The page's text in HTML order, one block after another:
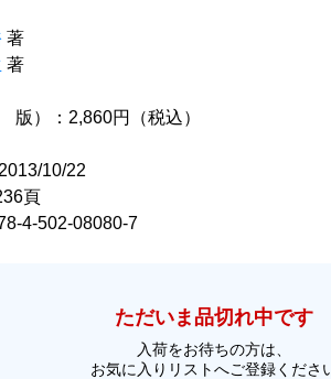
著
著
）：2,860円（税込）
10/22
頁
4-502-08080-7
ただいま品切れ中です
入荷をお待ちの方は、
お気に入りリストへご登録くださ